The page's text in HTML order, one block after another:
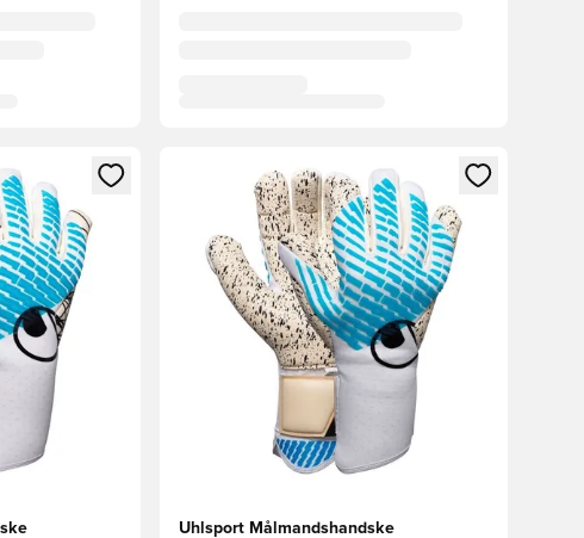
ind eller tilmelde dig som medlemÅbner en Modal til at logge ind eller tilmelde dig
Uhlsport Målmandshandske